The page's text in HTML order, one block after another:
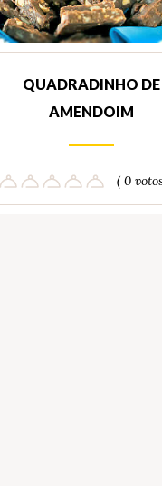
QUADRADINHO DE
AMENDOIM
( 0